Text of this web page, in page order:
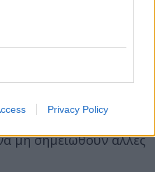
Privacy Policy
την Κυριακή
έχει αναθέσει
Πολίτη την ειδική
επιχειρησιακά
μη σημειωθούν άλλες